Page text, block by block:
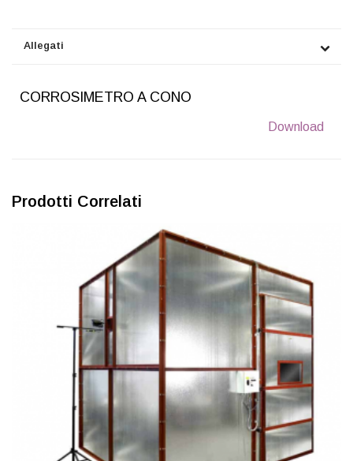
Allegati
CORROSIMETRO A CONO
Download
Prodotti Correlati